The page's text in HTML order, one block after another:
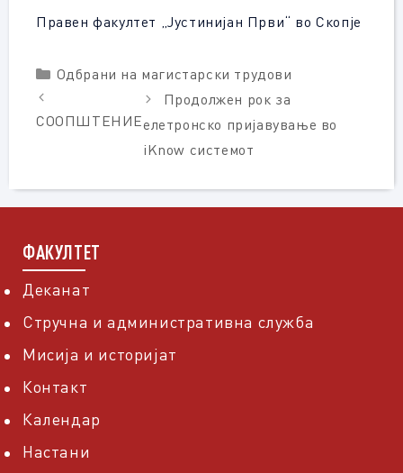
Правен факултет „Јустинијан Први“ во Скопје
Categories
Одбрани на магистарски трудови
СООПШТЕНИЕ
Продолжен рок за
елетронско пријавување во
iKnow системот
ФАКУЛТЕТ
Деканат
Стручна и административна служба
Мисија и историјат
Контакт
Календар
Настани